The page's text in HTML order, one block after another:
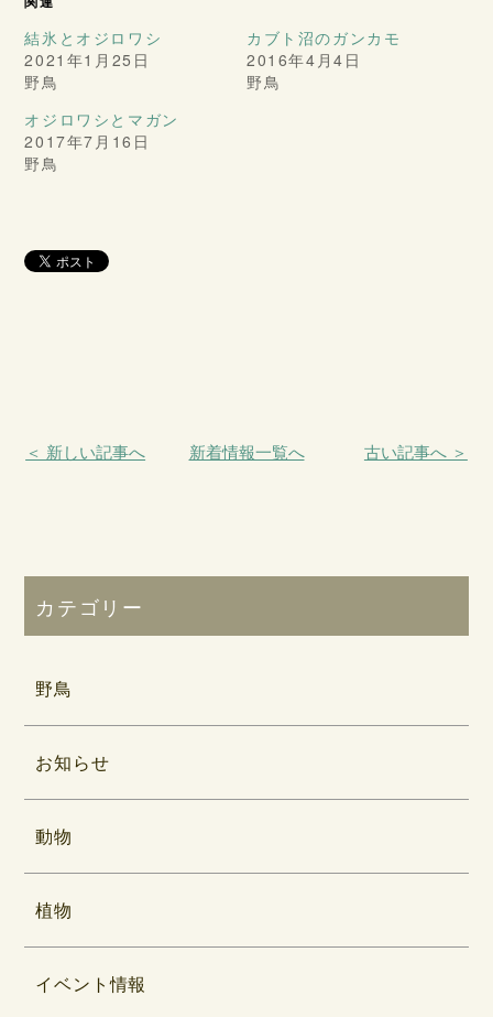
結氷とオジロワシ
2021年1月25日
野鳥
カブト沼のガンカモ
2016年4月4日
野鳥
オジロワシとマガン
2017年7月16日
野鳥
＜ 新しい記事へ 新着情報一覧へ 古い記事へ ＞
カテゴリー
野鳥
お知らせ
動物
植物
イベント情報